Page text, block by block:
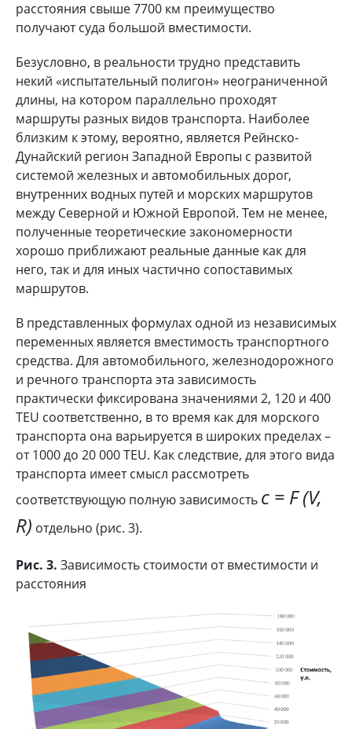
расстояния свыше 7700 км преимущество
получают суда большой вместимости.
Безусловно, в реальности трудно представить
некий «испытательный полигон» неограниченной
длины, на котором параллельно проходят
маршруты разных видов транспорта. Наиболее
близким к этому, вероятно, является Рейнско-
Дунайский регион Западной Европы с развитой
системой железных и автомобильных дорог,
внутренних водных путей и морских маршрутов
между Северной и Южной Европой. Тем не менее,
полученные теоретические закономерности
хорошо приближают реальные данные как для
него, так и для иных частично сопоставимых
маршрутов.
В представленных формулах одной из независимых
переменных является вместимость транспортного
средства. Для автомобильного, железнодорожного
и речного транспорта эта зависимость
практически фиксирована значениями 2, 120 и 400
TEU соответственно, в то время как для морского
транспорта она варьируется в широких пределах –
от 1000 до 20 000 TEU. Как следствие, для этого вида
транспорта имеет смысл рассмотреть
соответствующую полную зависимость c = F (V,
R) отдельно (рис. 3).
Рис. 3. Зависимость стоимости от вместимости и
расстояния